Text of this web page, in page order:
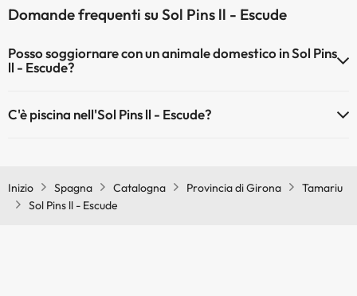
Domande frequenti su Sol Pins ll - Escude
Posso soggiornare con un animale domestico in Sol Pins
ll - Escude?
C'è piscina nell'Sol Pins ll - Escude?
Piscina all'aperto (stagione estiva)
Inizio Spagna Catalogna Provincia di Girona
Tamariu
Sol Pins ll - Escude